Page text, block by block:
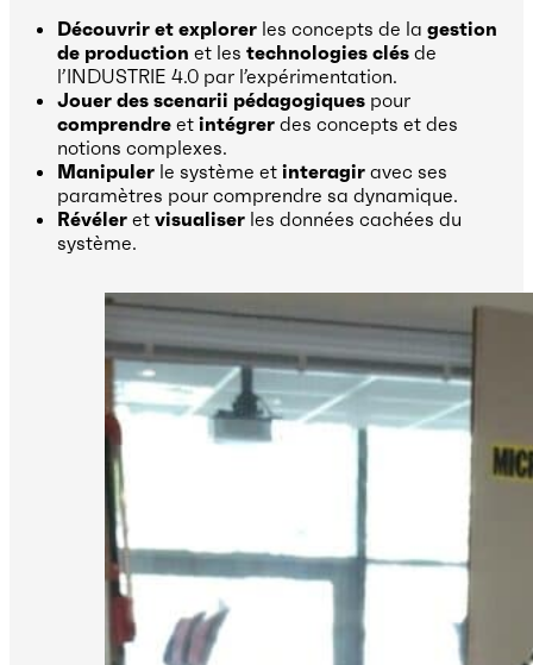
Découvrir et explorer les concepts de la gestion
de production et les technologies clés de
l’INDUSTRIE 4.0 par l’expérimentation.
Jouer des scenarii pédagogiques pour
comprendre et intégrer des concepts et des
notions complexes.
Manipuler le système et interagir avec ses
paramètres pour comprendre sa dynamique.
Révéler et visualiser les données cachées du
système.